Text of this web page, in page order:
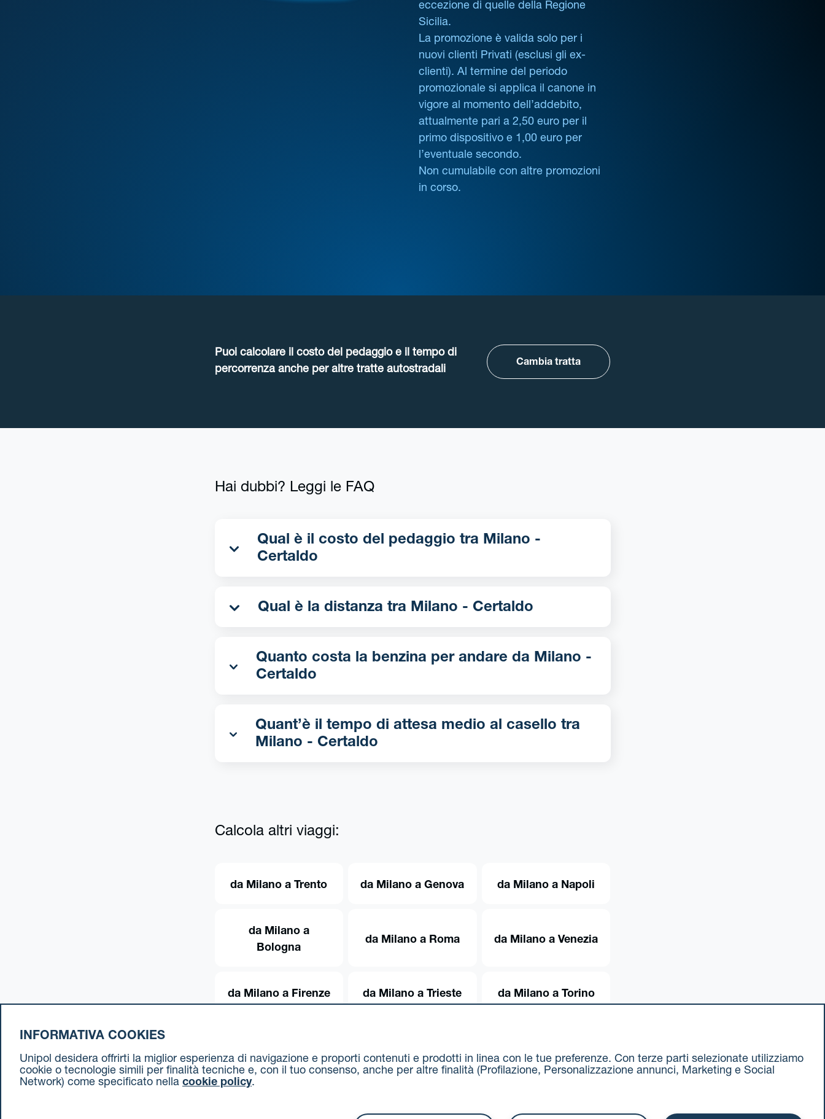
eccezione di quelle della Regione
Sicilia.
La promozione è valida solo per i
nuovi clienti Privati (esclusi gli ex-
clienti). Al termine del periodo
promozionale si applica il canone in
vigore al momento dell’addebito,
attualmente pari a 2,50 euro per il
primo dispositivo e 1,00 euro per
l’eventuale secondo.
Non cumulabile con altre promozioni
in corso.
Puoi calcolare il costo del pedaggio e il tempo di
percorrenza anche per altre tratte autostradali
Cambia tratta
Hai dubbi? Leggi le FAQ
Qual è il costo del pedaggio tra Milano -
Certaldo
Qual è la distanza tra Milano - Certaldo
Quanto costa la benzina per andare da Milano -
Certaldo
Quant’è il tempo di attesa medio al casello tra
Milano - Certaldo
Calcola altri viaggi:
da Milano a Trento da Milano a Genova da Milano a Napoli
da Milano a
Bologna
da Milano a Roma da Milano a Venezia
da Milano a Firenze da Milano a Trieste da Milano a Torino
INFORMATIVA COOKIES
Unipol desidera offrirti la miglior esperienza di navigazione e proporti contenuti e prodotti in linea con le tue preferenze. Con terze parti selezionate utilizziamo
cookie o tecnologie simili per finalità tecniche e, con il tuo consenso, anche per altre finalità (Profilazione, Personalizzazione annunci, Marketing e Social
Network) come specificato nella cookie policy.